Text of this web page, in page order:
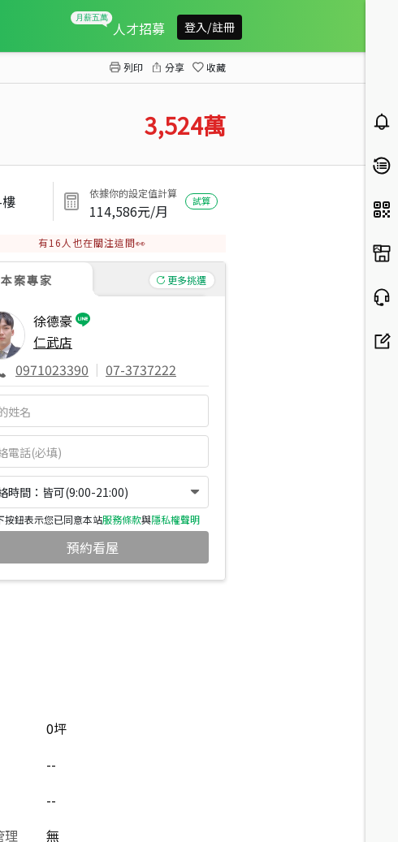
人才招募 登入/註冊
列印 分享 收藏
3,524萬
依據你的設定值計算
114,586元/月
試算
有16 人也在關注這間👀
本案專家 更多挑選
徐德豪
仁武店
0971023390 | 07-3737222
時間：皆可(9:00-21:00)
按鈕表示您已同意本站服務條款與隱私權聲明
預約看屋
0坪
--
--
理 無